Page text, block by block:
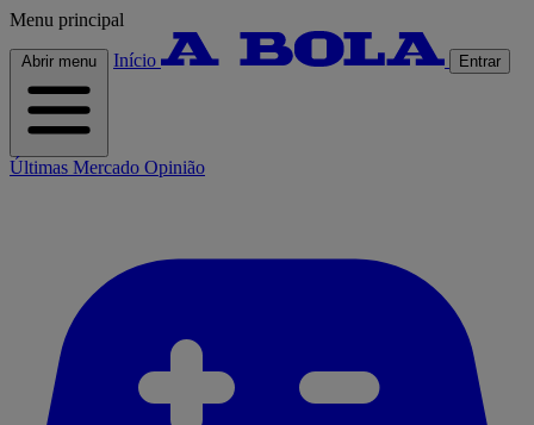
Menu principal
Abrir menu Início Entrar
Últimas Mercado Opinião